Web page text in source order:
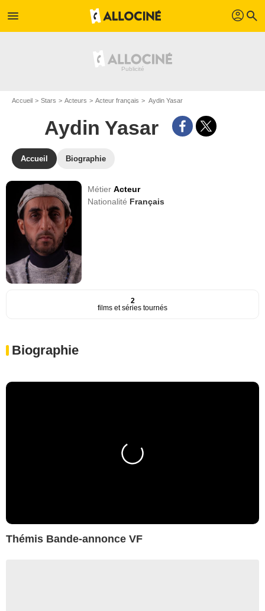
menu profil search
Accueil Stars Acteurs Acteur français Aydin Yasar
Aydin Yasar
Accueil Biographie
MétierActeur
Nationalité Français
2
films et séries tournés
Biographie
Thémis Bande-annonce VF